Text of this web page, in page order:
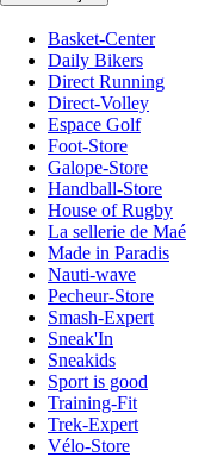
Basket-Center
Daily Bikers
Direct Running
Direct-Volley
Espace Golf
Foot-Store
Galope-Store
Handball-Store
House of Rugby
La sellerie de Maé
Made in Paradis
Nauti-wave
Pecheur-Store
Smash-Expert
Sneak'In
Sneakids
Sport is good
Training-Fit
Trek-Expert
Vélo-Store